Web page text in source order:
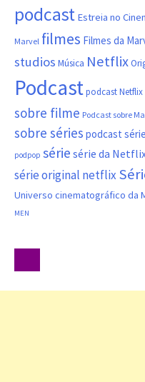
podcast Estreia no
Marvel filmes Filmes da
studios Música Netflix
Podcastpodcast Netflix
sobre filme Podcast sobre
sobre séries podcast
podpop série série da
série original netflix
Universo cinematográfico da
MEN